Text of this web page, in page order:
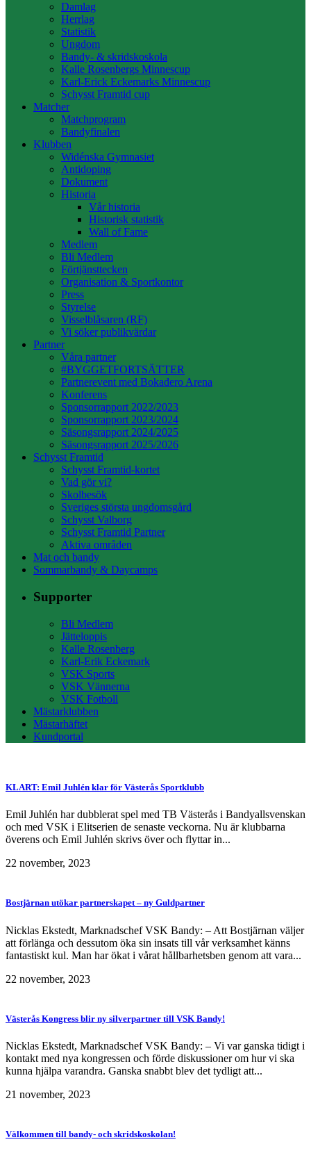
Damlag
Herrlag
Statistik
Ungdom
Bandy- & skridskoskola
Kalle Rosenbergs Minnescup
Karl-Erick Eckemarks Minnescup
Schysst Framtid cup
Matcher
Matchprogram
Bandyfinalen
Klubben
Widénska Gymnasiet
Antidoping
Dokument
Historia
Vår historia
Historisk statistik
Wall of Fame
Medlem
Bli Medlem
Förtjänsttecken
Organisation & Sportkontor
Press
Styrelse
Visselblåsaren (RF)
Vi söker publikvärdar
Partner
Våra partner
#BYGGETFORTSÄTTER
Partnerevent med Bokadero Arena
Konferens
Sponsorrapport 2022/2023
Sponsorrapport 2023/2024
Säsongsrapport 2024/2025
Säsongsrapport 2025/2026
Schysst Framtid
Schysst Framtid-kortet
Vad gör vi?
Skolbesök
Sveriges största ungdomsgård
Schysst Valborg
Schysst Framtid Partner
Aktiva områden
Mat och bandy
Sommarbandy & Daycamps
Supporter
Bli Medlem
Jätteloppis
Kalle Rosenberg
Karl-Erik Eckemark
VSK Sports
VSK Vännerna
VSK Fotboll
Mästarklubben
Mästarhäftet
Kundportal
KLART: Emil Juhlén klar för Västerås Sportklubb
Emil Juhlén har dubblerat spel med TB Västerås i Bandyallsvenskan
och med VSK i Elitserien de senaste veckorna. Nu är klubbarna
överens och Emil Juhlén skrivs över och flyttar in...
22 november, 2023
Bostjärnan utökar partnerskapet – ny Guldpartner
Nicklas Ekstedt, Marknadschef VSK Bandy: – Att Bostjärnan väljer
att förlänga och dessutom öka sin insats till vår verksamhet känns
fantastiskt kul. Man har ökat i vårat hållbarhetsben genom att vara...
22 november, 2023
Västerås Kongress blir ny silverpartner till VSK Bandy!
Nicklas Ekstedt, Marknadschef VSK Bandy: – Vi var ganska tidigt i
kontakt med nya kongressen och förde diskussioner om hur vi ska
kunna hjälpa varandra. Ganska snabbt blev det tydligt att...
21 november, 2023
Välkommen till bandy- och skridskoskolan!